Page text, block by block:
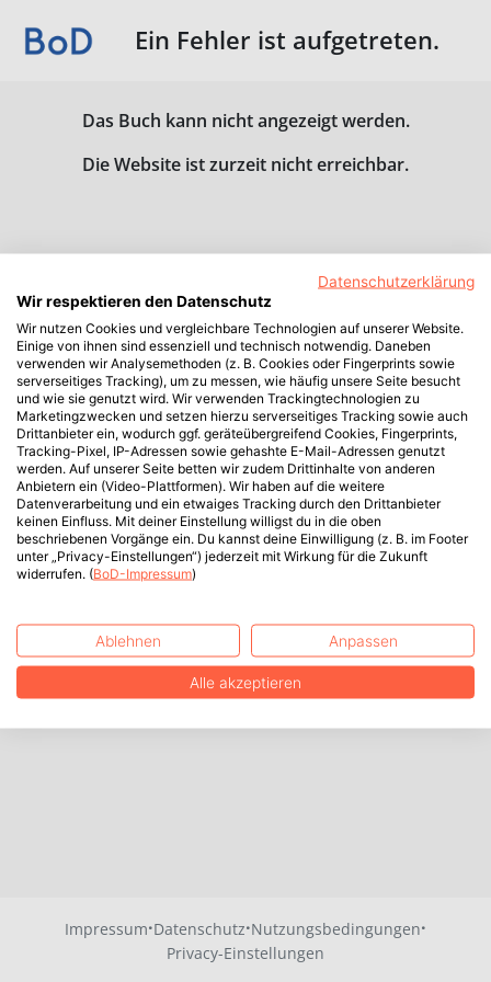
Ein Fehler ist aufgetreten.
Das Buch kann nicht angezeigt werden.
Die Website ist zurzeit nicht erreichbar.
Impressum·Datenschutz·Nutzungsbedingungen·
Privacy-Einstellungen
Datenschutzerklärung
Wir respektieren den Datenschutz
Wir nutzen Cookies und vergleichbare Technologien auf unserer Website.
Einige von ihnen sind essenziell und technisch notwendig. Daneben
verwenden wir Analysemethoden (z. B. Cookies oder Fingerprints sowie
serverseitiges Tracking), um zu messen, wie häufig unsere Seite besucht
und wie sie genutzt wird. Wir verwenden Trackingtechnologien zu
Marketingzwecken und setzen hierzu serverseitiges Tracking sowie auch
Drittanbieter ein, wodurch ggf. geräteübergreifend Cookies, Fingerprints,
Tracking-Pixel, IP-Adressen sowie gehashte E-Mail-Adressen genutzt
werden. Auf unserer Seite betten wir zudem Drittinhalte von anderen
Anbietern ein (Video-Plattformen). Wir haben auf die weitere
Datenverarbeitung und ein etwaiges Tracking durch den Drittanbieter
keinen Einfluss. Mit deiner Einstellung willigst du in die oben
beschriebenen Vorgänge ein. Du kannst deine Einwilligung (z. B. im Footer
unter „Privacy-Einstellungen“) jederzeit mit Wirkung für die Zukunft
widerrufen. (BoD-Impressum)
Ablehnen Anpassen
Alle akzeptieren